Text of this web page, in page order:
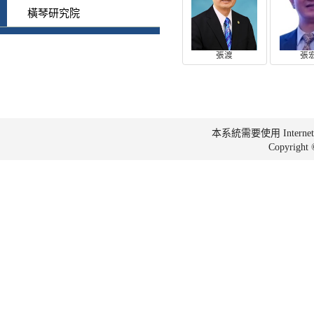
橫琴研究院
張渡 張
本系統需要使用
Copyright